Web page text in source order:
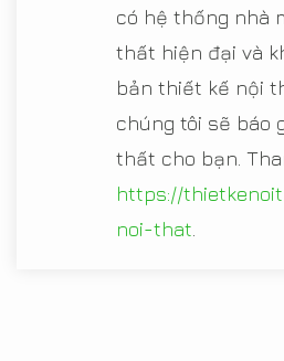
có hệ thống nhà
thất hiện đại và
bản thiết kế nội
chúng tôi sẽ báo
thất cho bạn.
https://
noi-that